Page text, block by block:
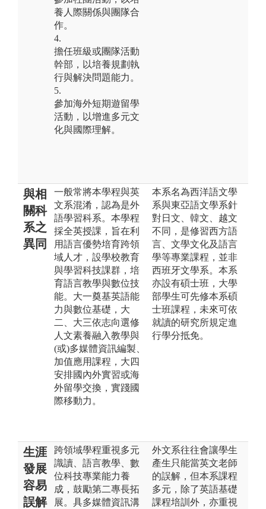
養人際關係與團隊合
作。
4.
擔任班級或團隊活動
幹部，以培養規劃執
行與解決問題能力。
5.
參加海外短期遊留學
活動，以增進多元文
化與國際理解。
與相
關科
系之
異同
一般常將本學程與英
文系混淆，認為是外
語學習科系。本學程
採全英授課，旨在利
用語言優勢培育跨領
域人才，設學校教育
與學習科技課群，培
育語言教學與數位技
能。大一奠基英語能
力與數位基礎，大
二、大三依志向選修
人文素養融入教學與
(或)多媒體資訊編製、
加值應用課程，大四
安排國內外實習或海
外留學交換，實踐國
際移動力。
本系名為西洋語文學
系與東亞語文學系針
對日文、韓文、越文
不同，是修習西方語
言、文學文化及語言
學等專業課程，並非
西班牙文學系。本系
亦設有碩士班，大學
部學生可先修本系碩
士班課程，未來可依
就讀的研究所規定進
行學分抵免。
生涯
發展
容易
誤解
跨領域學程重視多元
識讀、語言教學、數
位科技專業能力養
成，鼓勵第二專長拓
展。具多媒體資訊溝
外文系往往會讓學生
產生只能當英文老師
的誤解，但本系課程
多元，除了英語基礎
課程培訓外，亦重視